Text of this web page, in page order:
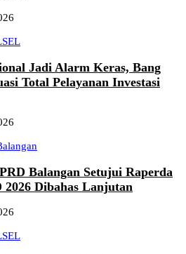
Jadi Alarm Keras, Bang
Total Pelayanan Investasi
Balangan Setujui Raperda
2026 Dibahas Lanjutan